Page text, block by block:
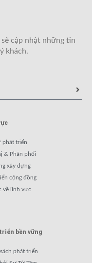
cập nhật những tin
khách.
phát triển
& Phân phối
xây dựng
cộng đồng
về lĩnh vực
bền vững
phát triển